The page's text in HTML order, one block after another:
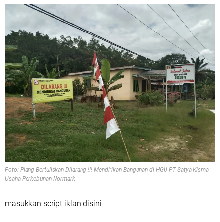
Foto: Plang Bertuliskan Dilarang !!! Mendirikan Bangunan di HGU PT Satya Kisma
Usaha Perkebunan Normark
masukkan script iklan disini